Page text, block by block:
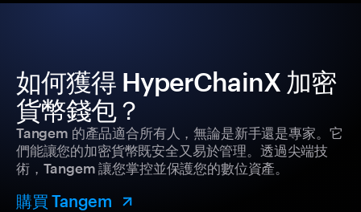
如何獲得 HyperChainX 加密
貨幣錢包？
Tangem 的產品適合所有人，無論是新手還是專家。它
們能讓您的加密貨幣既安全又易於管理。透過尖端技
術，Tangem 讓您掌控並保護您的數位資產。
購買 Tangem